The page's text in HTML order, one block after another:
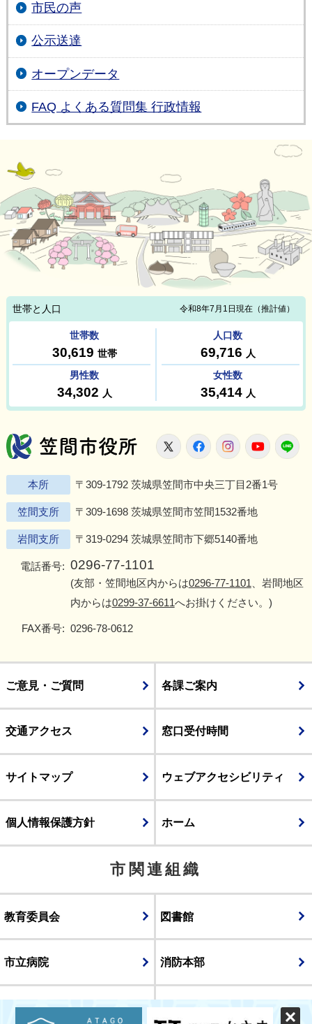
市民の声
公示送達
オープンデータ
FAQ よくある質問集 行政情報
笠間市役所
X FacebookInstagram
本所 〒309-1792 茨城県笠間市中央三丁目2番1号
笠間支所 〒309-1698 茨城県笠間市笠間1532番地
岩間支所 〒319-0294 茨城県笠間市下郷5140番地
電話番号: 0296-77-1101
(友部・笠間地区内からは0296-77-1101 、岩間地区
内からは0299-37-6611へお掛けください。)
FAX番号: 0296-78-0612
ご意見・ご質問 各課ご案内
交通アクセス 窓口受付時間
サイトマップ ウェブアクセシビリティ
個人情報保護方針 ホーム
市関連組織
教育委員会 図書館
市立病院 消防本部
議会